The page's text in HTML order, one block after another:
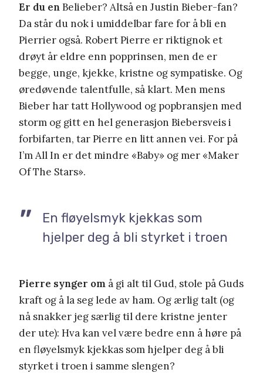
Er du enBelieber? Altså en Justin Bieber-fan?
Da står du nok i umiddelbar fare for å bli en
Pierrier også. Robert Pierre er riktignok et
drøyt år eldre enn popprinsen, men de er
begge, unge, kjekke, kristne og sympatiske. Og
øredøvende talentfulle, så klart. Men mens
Bieber har tatt Hollywood og popbransjen med
storm og gitt en hel generasjon Biebersveis i
forbifarten, tar Pierre en litt annen vei. For på
I’m All In er det mindre «Baby» og mer «Maker
Of The Stars».
En fløyelsmyk kjekkas som
hjelper deg å bli styrket i troen
Pierre synger om å gi alt til Gud, stole på Guds
kraft og å la seg lede av ham. Og ærlig talt (og
nå snakker jeg særlig til dere kristne jenter
der ute): Hva kan vel være bedre enn å høre på
en fløyelsmyk kjekkas som hjelper deg å bli
styrket i troen i samme slengen?